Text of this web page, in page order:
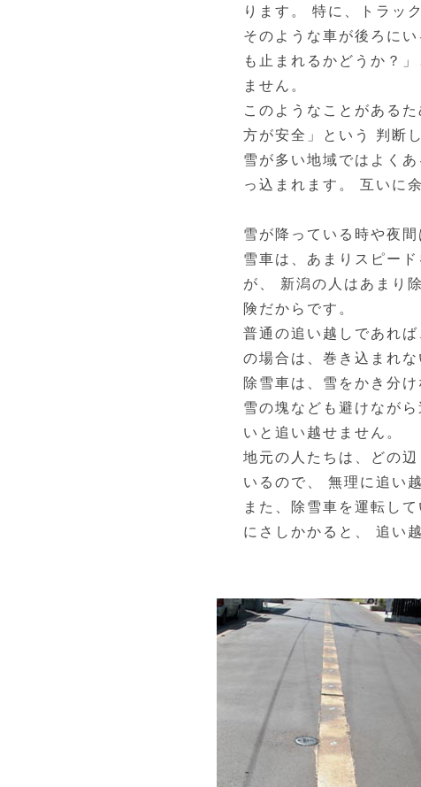
ります。 特に、トラッ
そのような車が後ろに
も止まれるかどうか？
ません。
このようなことがある
方が安全」という 判断
雪が多い地域ではよく
っ込まれます。 互いに
雪が降っている時や夜
雪車は、あまりスピー
が、 新潟の人はあまり
険だからです。
普通の追い越しであれ
の場合は、巻き込まれ
除雪車は、雪をかき分
雪の塊なども避けなが
いと追い越せません。
地元の人たちは、どの
いるので、 無理に追い
また、除雪車を運転し
にさしかかると、 追い